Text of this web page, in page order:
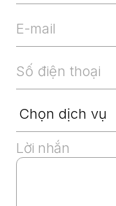
Lời nhắn